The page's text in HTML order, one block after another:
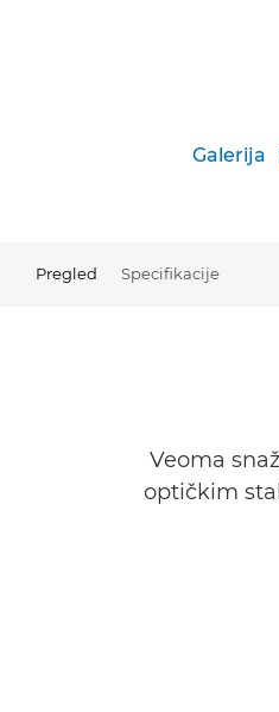
Galerija
Pregled Specifikacije
Veoma
optičkim